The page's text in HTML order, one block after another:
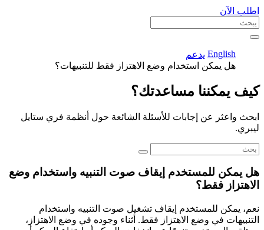
اطلب الآن
English يدعم
هل يمكن استخدام وضع الاهتزاز فقط للتنبيهات؟
كيف يمكننا مساعدتك؟
ابحث واعثر عن إجابات للأسئلة الشائعة حول أنظمة فري ستايل
ليبري.
هل يمكن للمستخدم إيقاف صوت التنبيه واستخدام وضع
الاهتزاز فقط؟
نعم، يمكن للمستخدم إيقاف تشغيل صوت التنبيه واستخدام
التنبيهات في وضع الاهتزاز فقط. أثناء وجوده في وضع الاهتزاز،